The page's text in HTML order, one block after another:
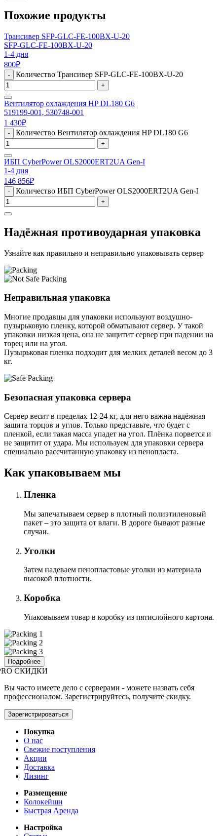
Похожие продукты
Трансивер SFP-GLC-FE-100BX-U-20
SFP-GLC-FE-100BX-U-20
1-4 дня
800₽
- Количество Трансивер SFP-GLC-FE-100BX-U-20
+
Вентилятор охлаждения HP DL180 G6
519199-001, 530748-001
1 430₽
- Количество Вентилятор охлаждения HP DL180 G6
+
ИБП CyberPower OLS2000ERT2UA Gen-I
1-4 дня
146 856₽
- Количество ИБП CyberPower OLS2000ERT2UA Gen-I
+
Надёжная противоударная упаковка
Узнайте как правильно и неправильно упаковывать сервер
Неправильная упаковка
Многие продавцы для упаковки используют воздушно-
пузырьковую пленку, которой обматывают сервер. У такой
упаковки низкая цена, она не защитит сервер при падении на
торец или на угол.
Пузырьковая пленка подходит для мелких деталей весом до 3
кг.
Безопасная упаковка сервера
Сервер весит в пределах 12-24 кг, для него важна надёжная
защита торцов и углов. Только представьте, что будет с
пленкой, если такая масса упадет на угол. Плёнка порвется и
не защитит от удара. Мы используем для упаковки сервера
специально расcчитанную упаковку из пенопласта.
Как упаковываем мы
Пленка
Мы запечатываем сервер в плотный полиэтиленовый
пакет – это защита от влаги. В дороге бывают разные
случаи.
Уголки
Затем надеваем пенопластовые уголки из материала
высокой плотности.
Коробка
Упаковываем товар в коробку из пятислойного картона.
Подробнее
СКИДКИ
Вы часто имеете дело с серверами - можете назвать себя
профессионалом. Зарегистрируйтесь, получите скидку.
Зарегистрироваться
Покупка
О нас
Свежие поступления
Акции
Доставка
Лизинг
Размещение
Колокейшн
Быстрая Аренда
Настройка